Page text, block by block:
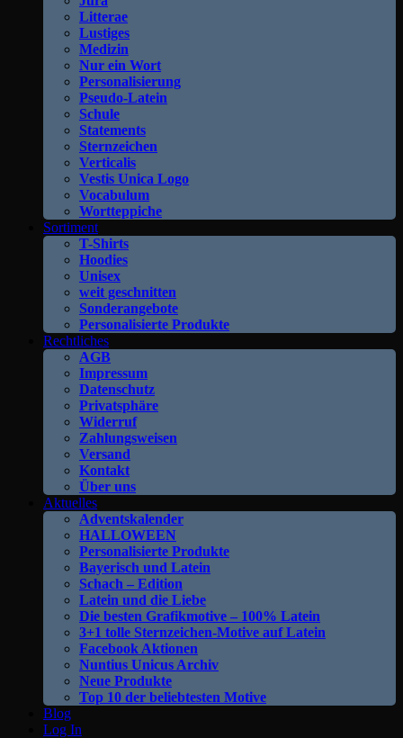
Litterae
Lustiges
Medizin
Nur ein Wort
Personalisierung
Pseudo-Latein
Schule
Statements
Sternzeichen
Verticalis
Vestis Unica Logo
Vocabulum
Wortteppiche
Sortiment
T-Shirts
Hoodies
Unisex
weit geschnitten
Sonderangebote
Personalisierte Produkte
Rechtliches
AGB
Impressum
Datenschutz
Privatsphäre
Widerruf
Zahlungsweisen
Versand
Kontakt
Über uns
Aktuelles
Adventskalender
HALLOWEEN
Personalisierte Produkte
Bayerisch und Latein
Schach – Edition
Latein und die Liebe
Die besten Grafikmotive – 100% Latein
3+1 tolle Sternzeichen-Motive auf Latein
Facebook Aktionen
Nuntius Unicus Archiv
Neue Produkte
Top 10 der beliebtesten Motive
Blog
Log In